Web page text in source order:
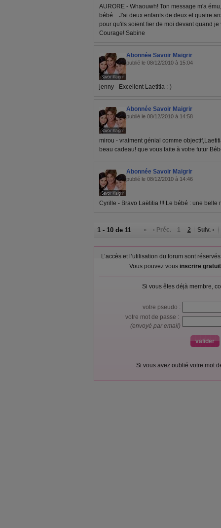
AURORE - Whaouwh! Ton message m'a
bébé... J'ai deux enfants de deux et quatre
pour qu'ils soient fier de moi devant quand
Courage! Sabine
Abonnée Savoir Maigrir
publié le 08/12/2010 à 15:04
jenny - Excellent Laetitia :-)
Abonnée Savoir Maigrir
publié le 08/12/2010 à 14:58
mirou - vraiment génial comme
beau cadeau! que vous faite à votre futur
Abonnée Savoir Maigrir
publié le 08/12/2010 à 14:46
Cyrille - Bravo Laëtitia !!! Le bébé : une belle
1 - 10 de 11 « ‹ Préc. 1 2 Suiv. ›
L’accès et l’utilisation du forum sont
Vous pouvez vous inscrire
Si vous êtes déjà membre,
votre pseudo :
votre mot de passe :
(envoyé par email)
Si vous avez oublié votre mot